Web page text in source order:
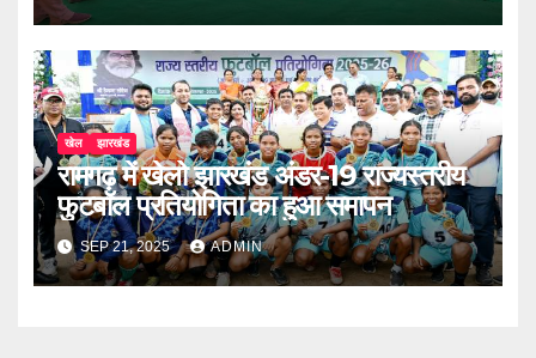
खेल झारखंड
रामगढ़ में खेलो झारखंड अंडर-19 राज्यस्तरीय
फुटबॉल प्रतियोगिता का हुआ समापन
SEP 21, 2025 ADMIN